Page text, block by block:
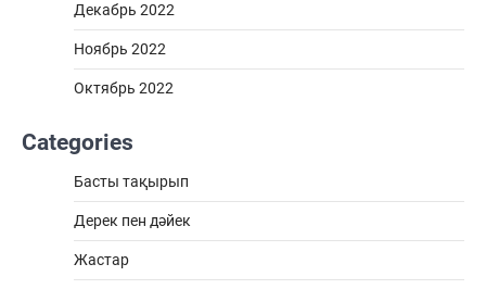
Декабрь 2022
Ноябрь 2022
Октябрь 2022
Categories
Басты тақырып
Дерек пен дәйек
Жастар